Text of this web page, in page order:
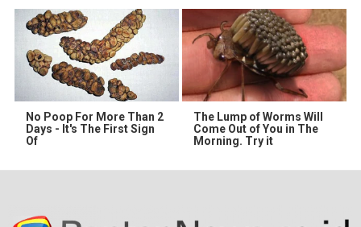
No Poop For More Than 2
Days - It's The First Sign
Of
The Lump of Worms Will
Come Out of You in The
Morning. Try it